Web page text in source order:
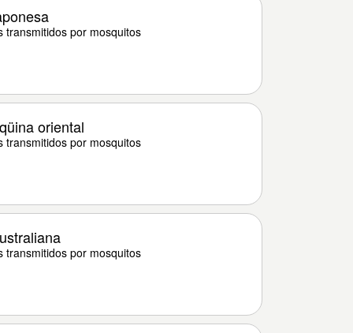
transmitidos por mosquitos
oriental
transmitidos por mosquitos
transmitidos por mosquitos